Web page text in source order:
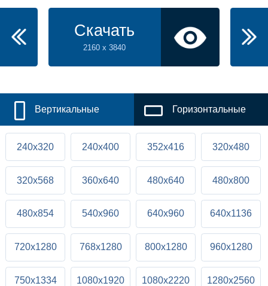
Скачать
2160 x 3840
Вертикальные Горизонтальные
240x320 240x400 352x416 320x480
320x568 360x640 480x640 480x800
480x854 540x960 640x960 640x1136
720x1280 768x1280 800x1280 960x1280
750x1334 1080x1920 1080x2220 1280x2560